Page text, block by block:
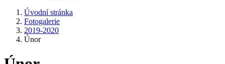
Úvodní stránka
Fotogalerie
2019-2020
Únor